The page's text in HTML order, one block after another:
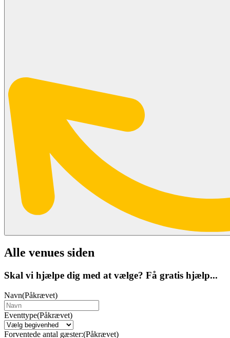
Alle venues siden
Skal vi hjælpe dig med at vælge? Få gratis hjælp...
Navn(Påkrævet)
Eventtype(Påkrævet)
Forventede antal gæster:(Påkrævet)